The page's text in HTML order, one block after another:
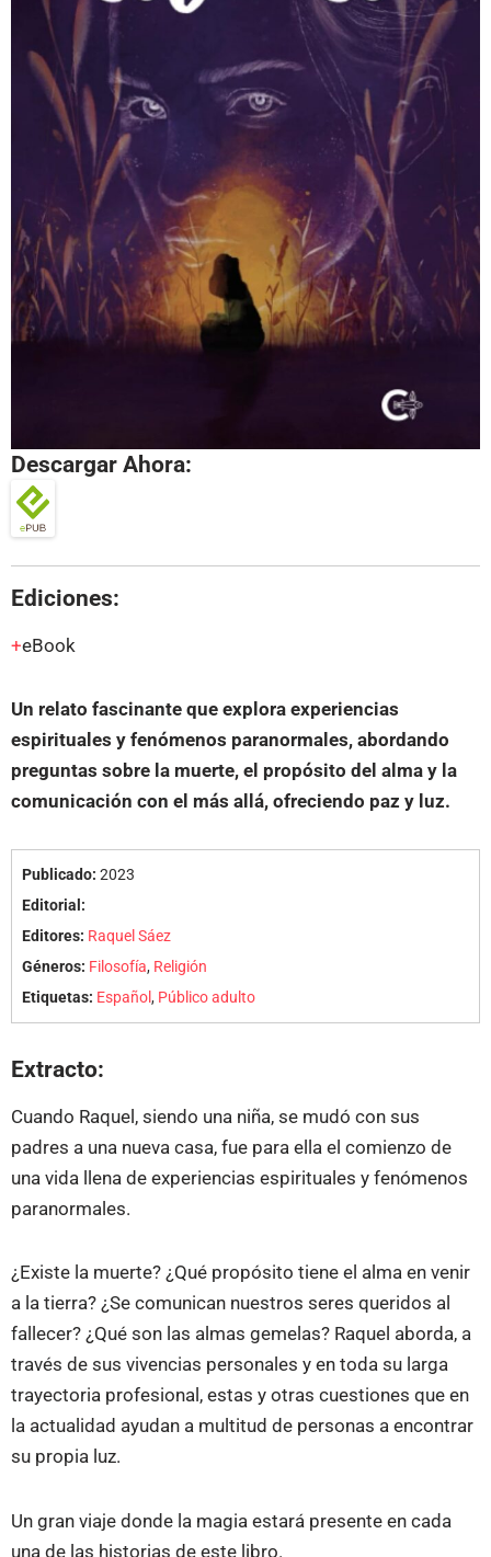
Descargar Ahora:
Ediciones:
eBook
Un relato fascinante que explora experiencias
espirituales y fenómenos paranormales, abordando
preguntas sobre la muerte, el propósito del alma y la
comunicación con el más allá, ofreciendo paz y luz.
Publicado: 2023
Editorial:
Editores: Raquel Sáez
Géneros: Filosofía, Religión
Etiquetas: Español, Público adulto
Extracto:
Cuando Raquel, siendo una niña, se mudó con sus
padres a una nueva casa, fue para ella el comienzo de
una vida llena de experiencias espirituales y fenómenos
paranormales.
¿Existe la muerte? ¿Qué propósito tiene el alma en venir
a la tierra? ¿Se comunican nuestros seres queridos al
fallecer? ¿Qué son las almas gemelas? Raquel aborda, a
través de sus vivencias personales y en toda su larga
trayectoria profesional, estas y otras cuestiones que en
la actualidad ayudan a multitud de personas a encontrar
su propia luz.
Un gran viaje donde la magia estará presente en cada
una de las historias de este libro.